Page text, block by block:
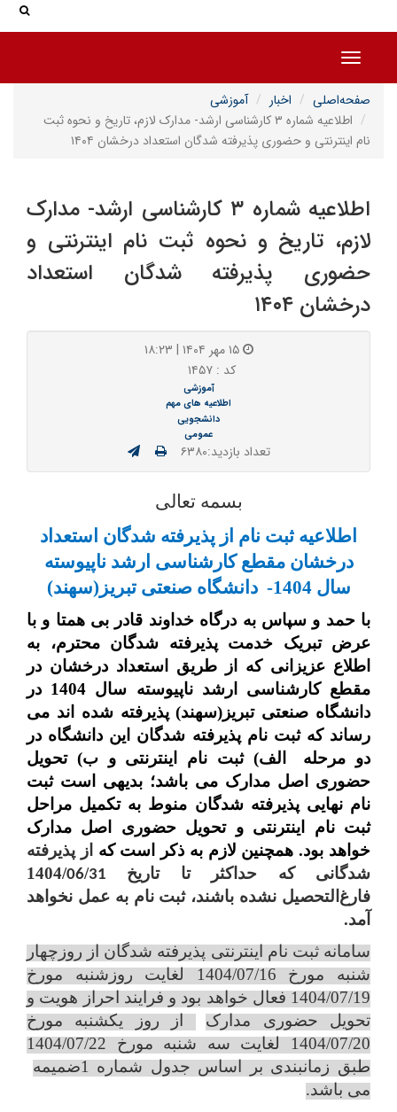
Toggle navigation
صفحه‌اصلی اخبار
آموزشی
اطلاعیه شماره ۳ کارشناسی ارشد- مدارک لازم، تاریخ و نحوه ثبت
نام اینترنتی و حضوری پذیرفته شدگان استعداد درخشان ۱۴۰۴
اطلاعیه شماره ۳ کارشناسی ارشد- مدارک
لازم، تاریخ و نحوه ثبت نام اینترنتی و
حضوری پذیرفته شدگان استعداد
درخشان ۱۴۰۴
۱۵ مهر ۱۴۰۴ | ۱۸:۲۳
کد : ۱۴۵۷
آموزشی
اطلاعیه های مهم
دانشجویی
عمومی
تعداد بازدید:۶۳۸۰
بسمه تعالی
اطلاعیه ثبت نام از پذیرفته شدگان استعداد
درخشان مقطع کارشناسی ارشد ناپیوسته
سال 1404- دانشگاه صنعتی تبریز(سهند)
با حمد و سپاس به درگاه خداوند قادر بی همتا و با
عرض تبریک خدمت پذیرفته شدگان محترم، به
اطلاع عزیزانی که از طریق استعداد درخشان در
مقطع کارشناسی ارشد ناپیوسته سال 1404 در
دانشگاه صنعتی تبریز(سهند) پذیرفته شده ‏اند می‏
رساند که ثبت نام پذیرفته شدگان این دانشگاه در
دو مرحله
الف) ثبت‏ نام اینترنتی و ب) تحویل
حضوری اصل مدارک می ‏باشد؛ بدیهی است ثبت
نام نهایی پذیرفته شدگان منوط به تکمیل مراحل
ثبت نام اینترنتی و تحویل حضوری اصل مدارک
خواهد بود. همچنین لازم به ذکر است که از پذیرفته‌
شدگانی ‌که‌ حداکثر تا تاریخ‌
31
/
06
/1404
فارغ‌التحصیل‌ نشده باشند، ثبت ‌نام‌ به‌ عمل‌ نخواهد
آمد.
سامانه ثبت نام اینترنتی پذیرفته شدگان از روزچهار
شنبه مورخ 1404/07/16 لغایت روزشنبه مورخ
1404/07/19 فعال خواهد بود و فرایند احراز هویت و
تحویل حضوری مدارک
از روز یکشنبه مورخ
1404/07/20 لغایت سه شنبه مورخ 1404/07/22
طبق زمانبندی بر اساس جدول شماره 1ضمیمه
می‏ باشد.